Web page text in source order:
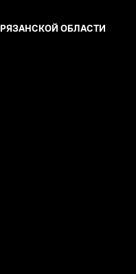
РЯЗАНСКОЙ ОБЛАСТИ